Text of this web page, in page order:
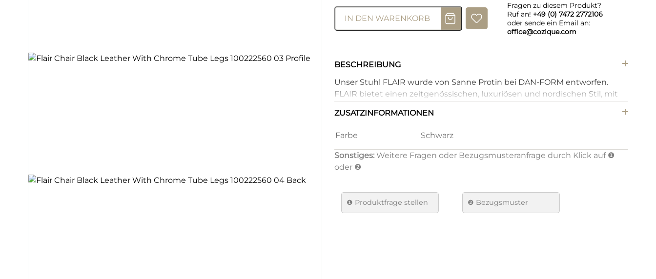
IN DEN WARENKORB
Fragen zu diesem Produkt?
Ruf an! +49 (0) 7472 2772106
oder sende ein Email an:
office@cozique.com
BESCHREIBUNG
Unser Stuhl FLAIR wurde von Sanne Protin bei DAN-FORM entworfen.
FLAIR bietet einen zeitgenössischen, luxuriösen und nordischen Stil, mit
Nähten an den Kanten. Der FLAIR Stuhl bietet einen hervorragenden
besteht aus Esszimmerstühlen, Barhockern und Thekenhockern.
ZUSATZINFORMATIONEN
Farbe Schwarz
Farbe Gestell Grau/Silber
Material Sitzfläche Leder
Sonstiges:Weitere Fragen oder Bezugsmusteranfrage durch Klick auf ❶
oder ❷
❶ Produktfrage stellen ❷ Bezugsmuster